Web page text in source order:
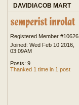
DAVIDIACOB MART
Registered Member #10626
Joined: Wed Feb 10 2016,
03:09AM
Posts: 9
Thanked 1 time in 1 post